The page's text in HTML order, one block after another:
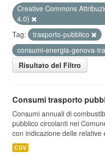
Creative Commons
4.0)
Tag:
trasporto-pubblico
consumi-energia-genova-
Risultato del Filtro
Consumi trasporto
Consumi annuali di
pubblico circolanti nel
con indicazione delle relative
CSV